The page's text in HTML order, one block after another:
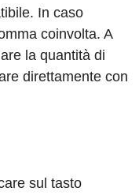
In caso
coinvolta. A
la quantità di
direttamente con
sul tasto